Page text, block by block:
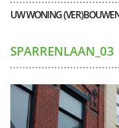
UW WONING
SPARRENLAAN_03